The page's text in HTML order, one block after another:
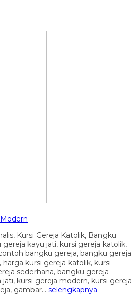
Kursi Gereja Katolik, Bangku
kayu jati, kursi gereja katolik,
bangku gereja, bangku gereja
kursi gereja katolik, kursi
sederhana, bangku gereja
kursi gereja modern, kursi gereja
gambar… selengkapnya